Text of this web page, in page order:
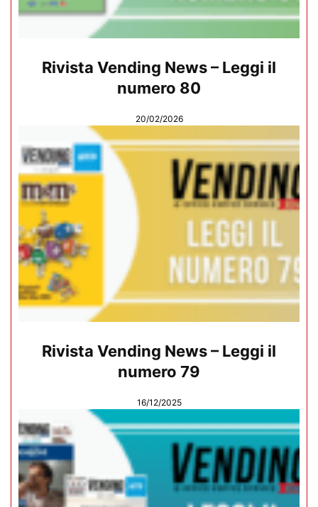
Rivista Vending News – Leggi il
numero 80
20/02/2026
Rivista Vending News – Leggi il
numero 79
16/12/2025